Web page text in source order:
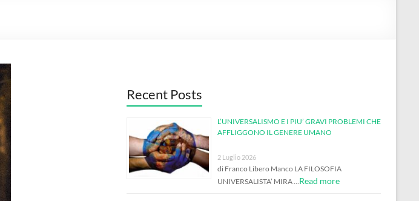
Recent Posts
L’UNIVERSALISMO E I PIU’ GRAVI PROBLEMI CHE
AFFLIGGONO IL GENERE UMANO
2 Luglio 2026
di Franco Libero Manco LA FILOSOFIA
UNIVERSALISTA’ MIRA … Read more